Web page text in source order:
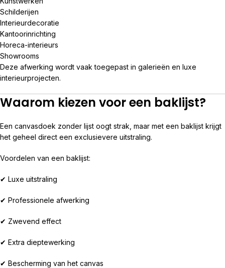
Schilderijen
Interieurdecoratie
Kantoorinrichting
Horeca-interieurs
Showrooms
Deze afwerking wordt vaak toegepast in galerieën en luxe
interieurprojecten.
Waarom kiezen voor een baklijst?
Een canvasdoek zonder lijst oogt strak, maar met een baklijst krijgt
het geheel direct een exclusievere uitstraling.
Voordelen van een baklijst:
✔ Luxe uitstraling
✔ Professionele afwerking
✔ Zwevend effect
✔ Extra dieptewerking
✔ Bescherming van het canvas